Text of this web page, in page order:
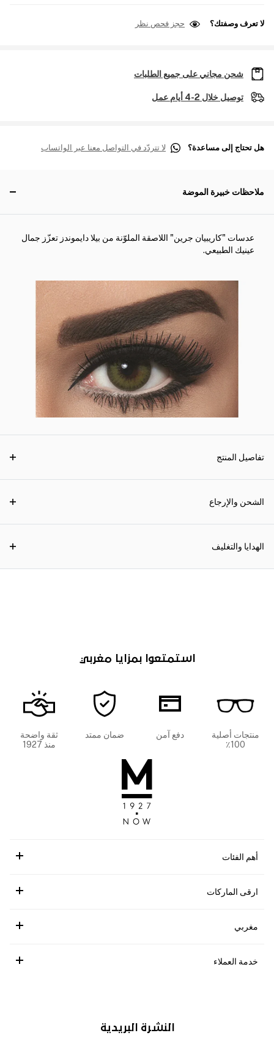
لا تعرف وصفتك؟ حجز فحص نظر
شحن مجاني على جميع الطلبات
توصيل خلال 2-4 أيام عمل
هل تحتاج إلى مساعدة؟ لا تتردّد في التواصل معنا عبر الواتساب
ملاحظات خبيرة الموضة
عدسات "كاريبيان جرين" اللاصقة الملوّنة من بيلا دايموندز تعزّز جمال
عينيك الطبيعي.
تفاصيل المنتج
الشحن والإرجاع
الهدايا والتغليف
استمتعوا بمزايا مغربي
منتجات أصلية
100٪
دفع آمن ضمان ممتد
ثقة واضحة
منذ 1927
أهم الفئات
ارقى الماركات
مغربي
خدمة العملاء
النشرة البريدية